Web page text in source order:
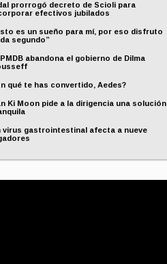
prorrogó decreto de Scioli para
efectivos jubilados
es un sueño para mí, por eso disfruto
segundo”
abandona el gobierno de Dilma
qué te has convertido, Aedes?
Ki Moon pide a la dirigencia una solución
virus gastrointestinal afecta a nueve